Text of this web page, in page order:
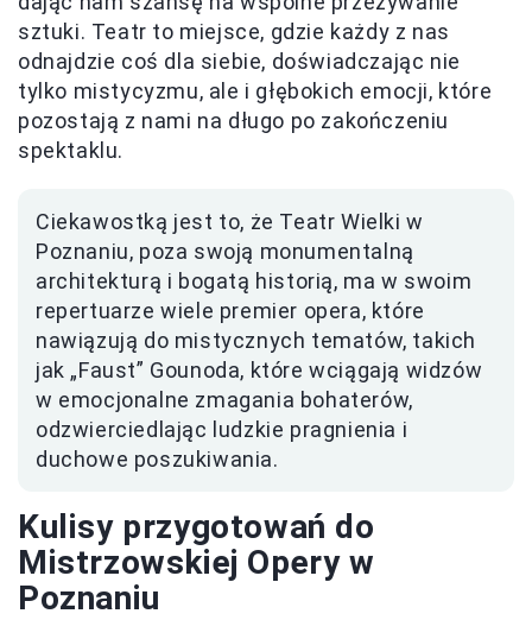
sztuki. Teatr to miejsce, gdzie każdy z nas
odnajdzie coś dla siebie, doświadczając nie
tylko mistycyzmu, ale i głębokich emocji, które
pozostają z nami na długo po zakończeniu
spektaklu.
Ciekawostką jest to, że Teatr Wielki w
Poznaniu, poza swoją monumentalną
architekturą i bogatą historią, ma w swoim
repertuarze wiele premier opera, które
nawiązują do mistycznych tematów, takich
jak „Faust” Gounoda, które wciągają widzów
w emocjonalne zmagania bohaterów,
odzwierciedlając ludzkie pragnienia i
duchowe poszukiwania.
Kulisy przygotowań do
Mistrzowskiej Opery w
Poznaniu